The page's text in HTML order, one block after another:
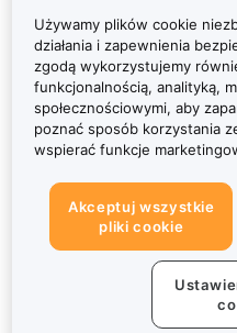
Używamy plików cookie
działania i zapewnienia
zgodą wykorzystujemy
funkcjonalnością, analityką,
społecznościowymi, aby
poznać sposób korzystania
wspierać funkcje
Akceptuj wszystkie
pliki cookie